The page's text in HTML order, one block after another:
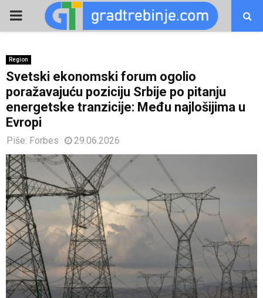
PRIMARY
Region
Svetski ekonomski forum ogolio
poražavajuću poziciju Srbije po pitanju
energetske tranzicije: Među najlošijima u
Evropi
Piše: Forbes 29.06.2026